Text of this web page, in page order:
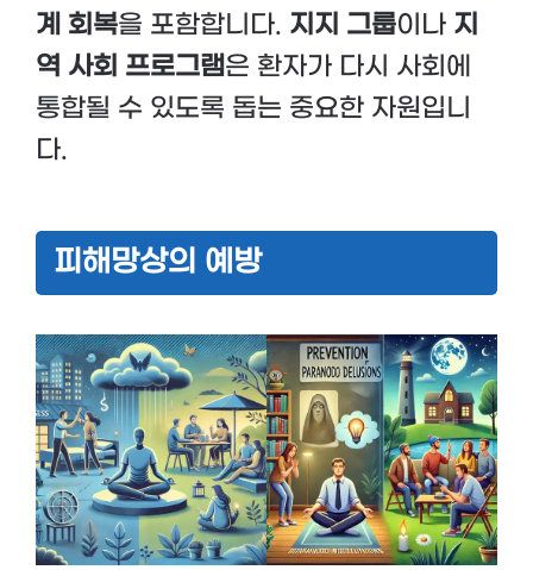
계 회복을 포함합니다. 지지 그룹이나 지
역 사회 프로그램은 환자가 다시 사회에
통합될 수 있도록 돕는 중요한 자원입니
다.
피해망상의 예방